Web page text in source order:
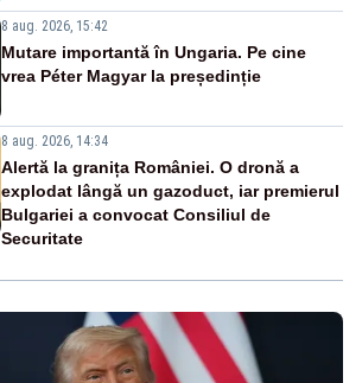
8 aug. 2026, 15:42
Mutare importantă în Ungaria. Pe cine
vrea Péter Magyar la președinție
8 aug. 2026, 14:34
Alertă la granița României. O dronă a
explodat lângă un gazoduct, iar premierul
Bulgariei a convocat Consiliul de
Securitate